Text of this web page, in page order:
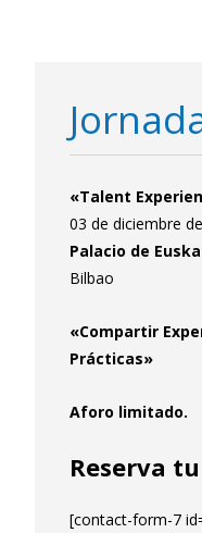
«Talent
03 de diciembre
Palacio de
Bilbao
«Compartir
Prácticas»
Aforo limitado.
Reserva
[contact-form-7